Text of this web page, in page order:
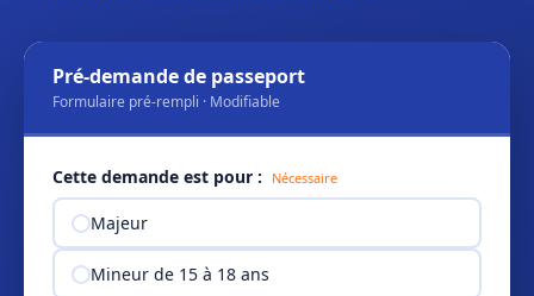
Pré-demande de passeport
Formulaire pré-rempli · Modifiable
Cette demande est pour : Nécessaire
Majeur
Mineur de 15 à 18 ans